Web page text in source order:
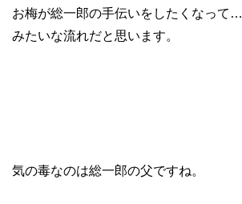
お梅が総一郎の手伝いをしたくなって…
みたいな流れだと思います。
気の毒なのは総一郎の父ですね。